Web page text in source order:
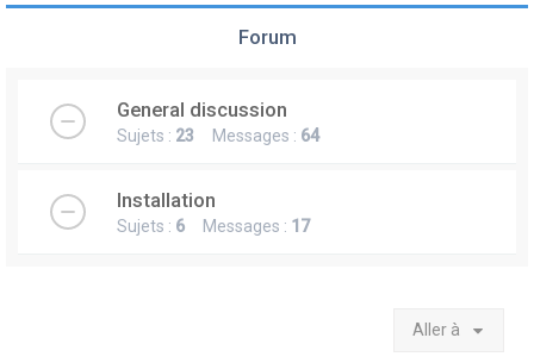
e
Forum
General discussion
Sujets : 23 Messages : 64
Installation
Sujets : 6 Messages : 17
Aller à